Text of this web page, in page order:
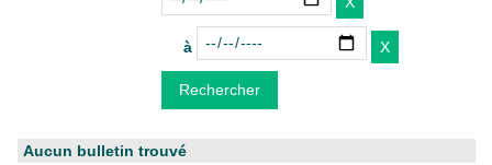
à
Aucun bulletin trouvé